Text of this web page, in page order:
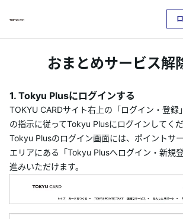
お支払い明細を確認したい方は
クレジットサービスへログインが必要です
ログイン・登録
トップ
TOKYU POINTについて
おまとめサービス解
1. Tokyu Plusにログインする
TOKYU CARDサイト右上の「ログイン・登録
の指示に従ってTokyu Plusにログインしてくだ
Tokyu Plusのログイン画面には、ポイントサ
エリアにある「Tokyu Plusへログイン・新規
進みいただけます。